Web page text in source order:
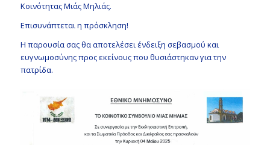
Κοινότητας Μιάς Μηλιάς.
Επισυνάπτεται η πρόσκληση!
Η παρουσία σας θα αποτελέσει ένδειξη σεβασμού και
ευγνωμοσύνης προς εκείνους που θυσιάστηκαν για την
πατρίδα.